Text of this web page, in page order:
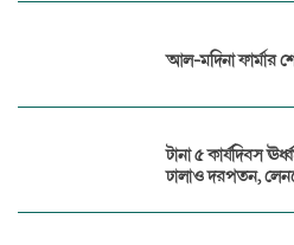
আল-মদিনা ফার্মার
টানা ৫ কার্যদিবস
ঢালাও দরপতন,